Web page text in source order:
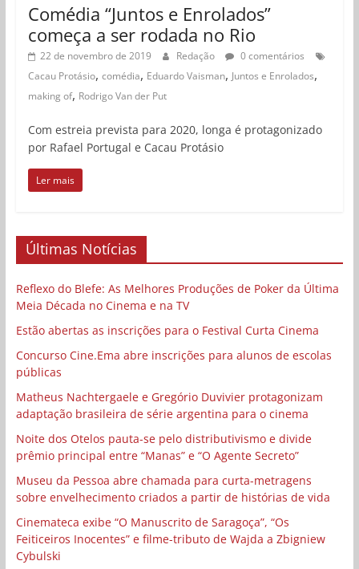
Comédia “Juntos e Enrolados”
começa a ser rodada no Rio
22 de novembro de 2019 Redação
0 comentários
Cacau Protásio, comédia, Eduardo Vaisman, Juntos e Enrolados,
making of, Rodrigo Van der Put
Com estreia prevista para 2020, longa é protagonizado
por Rafael Portugal e Cacau Protásio
Ler mais
Últimas Notícias
Reflexo do Blefe: As Melhores Produções de Poker da Última
Meia Década no Cinema e na TV
Estão abertas as inscrições para o Festival Curta Cinema
Concurso Cine.Ema abre inscrições para alunos de escolas
públicas
Matheus Nachtergaele e Gregório Duvivier protagonizam
adaptação brasileira de série argentina para o cinema
Noite dos Otelos pauta-se pelo distributivismo e divide
prêmio principal entre “Manas” e “O Agente Secreto”
Museu da Pessoa abre chamada para curta-metragens
sobre envelhecimento criados a partir de histórias de vida
Cinemateca exibe “O Manuscrito de Saragoça”, “Os
Feiticeiros Inocentes” e filme-tributo de Wajda a Zbigniew
Cybulski